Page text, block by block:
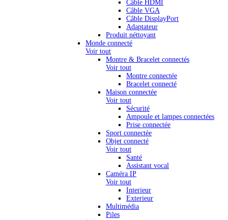
Câble HDMI
Câble VGA
Câble DisplayPort
Adaptateur
Produit néttoyant
Monde connecté
Voir tout
Montre & Bracelet connectés
Voir tout
Montre connectée
Bracelet connecté
Maison connectée
Voir tout
Sécurité
Ampoule et lampes connectées
Prise connectée
Sport connectée
Objet connecté
Voir tout
Santé
Assistant vocal
Caméra IP
Voir tout
Interieur
Exterieur
Multimédia
Piles